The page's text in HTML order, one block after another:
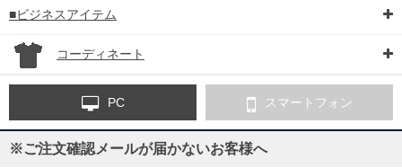
■ビジネスアイテム
コーディネート
PC スマートフォン
※ご注文確認メールが届かないお客様へ